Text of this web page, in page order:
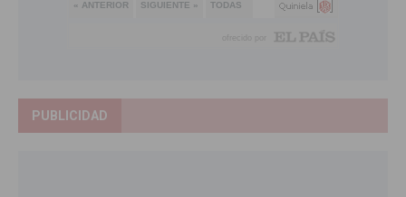
PUBLICIDAD